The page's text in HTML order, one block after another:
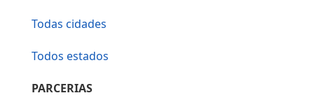
Todas cidades
Todos estados
PARCERIAS